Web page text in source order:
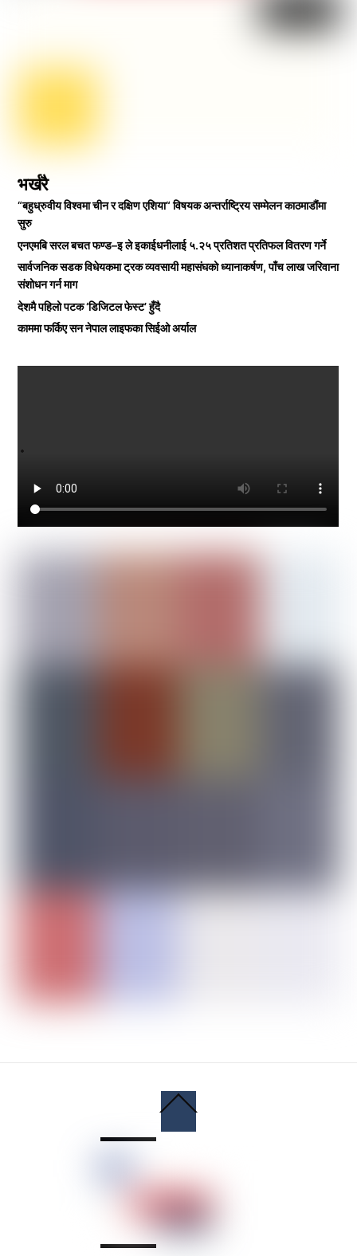
भर्खरै
“बहुध्रुवीय विश्वमा चीन र दक्षिण एशिया“ विषयक अन्तर्राष्ट्रिय सम्मेलन काठमाडौंमा
सुरु
एनएमबि सरल बचत फण्ड–इ ले इकाईधनीलाई ५.२५ प्रतिशत प्रतिफल वितरण गर्ने
सार्वजनिक सडक विधेयकमा ट्रक व्यवसायी महासंघको ध्यानाकर्षण, पाँच लाख जरिवाना
संशोधन गर्न माग
देशमै पहिलो पटक ‘डिजिटल फेस्ट’ हुँदै
काममा फर्किए सन नेपाल लाइफका सिईओ अर्याल
To